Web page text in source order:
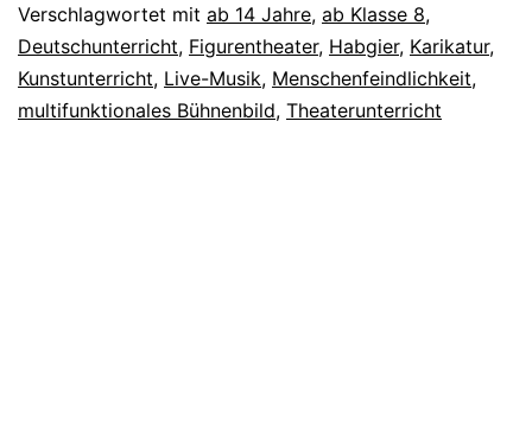
Verschlagwortet mit ab 14 Jahre, ab Klasse 8,
Deutschunterricht, Figurentheater, Habgier, Karikatur,
Kunstunterricht, Live-Musik, Menschenfeindlichkeit,
multifunktionales Bühnenbild, Theaterunterricht